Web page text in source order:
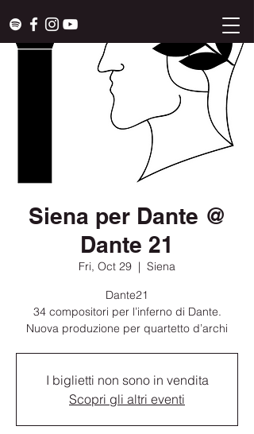
Siena per Dante @
Dante 21
Fri, Oct 29
  |
Siena
Dante21
34 compositori per l’inferno di Dante.
Nuova produzione per quartetto d’archi
I biglietti non sono in vendita
Scopri gli altri eventi